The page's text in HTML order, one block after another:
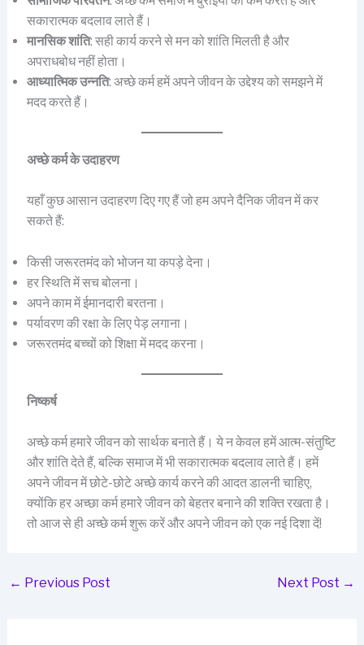
सकारात्मक बदलाव लाते हैं।
मानसिक शांति: सही कार्य करने से मन को शांति मिलती है और
अपराधबोध नहीं होता।
आध्यात्मिक उन्नति: अच्छे कर्म हमें अपने जीवन के उद्देश्य को समझने में
मदद करते हैं।
अच्छे कर्म के उदाहरण
यहाँ कुछ आसान उदाहरण दिए गए हैं जो हम अपने दैनिक जीवन में कर
सकते हैं:
किसी जरूरतमंद को भोजन या कपड़े देना।
हर स्थिति में सच बोलना।
अपने काम में ईमानदारी बरतना।
पर्यावरण की रक्षा के लिए पेड़ लगाना।
जरूरतमंद बच्चों को शिक्षा में मदद करना।
निष्कर्ष
अच्छे कर्म हमारे जीवन को सार्थक बनाते हैं। ये न केवल हमें आत्म-संतुष्टि
और शांति देते हैं, बल्कि समाज में भी सकारात्मक बदलाव लाते हैं। हमें
अपने जीवन में छोटे-छोटे अच्छे कार्य करने की आदत डालनी चाहिए,
क्योंकि हर अच्छा कर्म हमारे जीवन को बेहतर बनाने की शक्ति रखता है।
तो आज से ही अच्छे कर्म शुरू करें और अपने जीवन को एक नई दिशा दें!
← Previous Post Next Post →